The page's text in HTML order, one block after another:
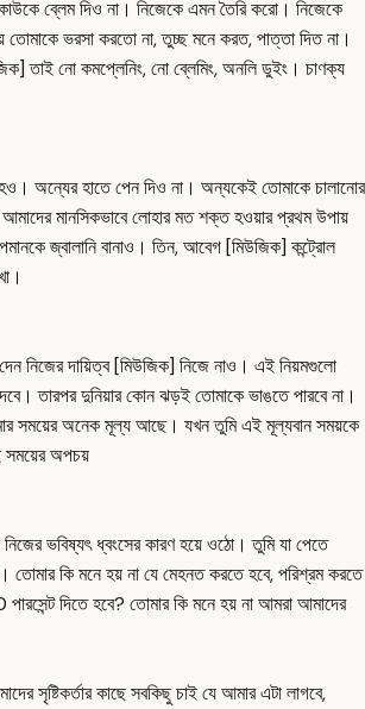
ব্লেম দিও না। নিজেকে এমন তৈরি করো। নিজেকে
তোমাকে ভরসা করতো না, তুচ্ছ মনে করত, পাত্তা দিত না।
তাই নো কমপ্লেনিং, নো ব্লেমিং, অনলি ডুইং। চাণক্য
অন্যের হাতে পেন দিও না। অন্যকেই তোমাকে চালানোর
মানসিকভাবে লোহার মত শক্ত হওয়ার প্রথম উপায়
জ্বালানি বানাও। তিন, আবেগ [মিউজিক] কন্ট্রোল
নিজের দায়িত্ব [মিউজিক] নিজে নাও। এই নিয়মগুলো
তারপর দুনিয়ার কোন ঝড়ই তোমাকে ভাঙতে পারবে না।
সময়ের অনেক মূল্য আছে। যখন তুমি এই মূল্যবান সময়কে
সময়ের অপচয়
ভবিষ্যৎ ধ্বংসের কারণ হয়ে ওঠো। তুমি যা পেতে
তোমার কি মনে হয় না যে মেহনত করতে হবে, পরিশ্রম করতে
দিতে হবে? তোমার কি মনে হয় না আমরা আমাদের
সৃষ্টিকর্তার কাছে সবকিছু চাই যে আমার এটা লাগবে,